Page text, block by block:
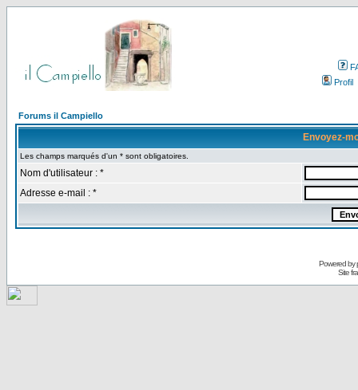
Profil
Forums il Campiello
Envoyez-
Les champs marqués d'un * sont obligatoires.
Nom d'utilisateur : *
Adresse e-mail : *
Powered by
Site